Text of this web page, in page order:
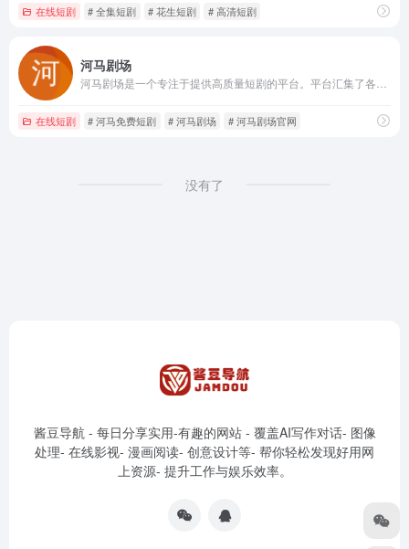
在线短剧 # 全集短剧 # 花生短剧 # 高清短剧
河马剧场
在线短剧 # 河马免费短剧 # 河马剧场 # 河马剧场官网
没有了
酱豆导航 - 每日分享实用-有趣的网站 - 覆盖AI写作对话- 图像
处理- 在线影视- 漫画阅读- 创意设计等- 帮你轻松发现好用网
上资源- 提升工作与娱乐效率。